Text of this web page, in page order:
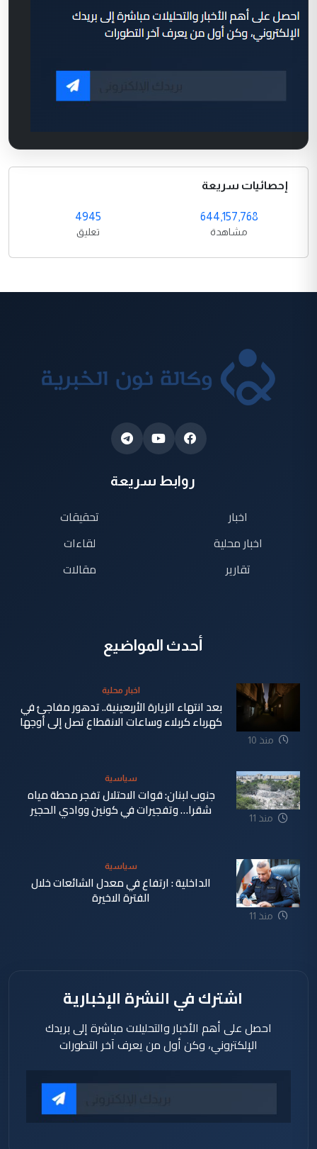
إحصائيات سريعة
644,157,768
مشاهدة
4945
تعليق
روابط سريعة
اخبار
اخبار محلية
تقارير
تحقيقات
لقاءات
مقالات
أحدث المواضيع
منذ 10
اخبار محلية
بعد انتهاء الزيارة الأربعينية.. تدهور مفاجئ في
كهرباء كربلاء وساعات الانقطاع تصل إلى أوجها
منذ 11
سياسية
جنوب لبنان: قوات الاحتلال تفجر محطة مياه
شقرا… وتفجيرات في كونين ووادي الحجير
منذ 11
سياسية
الداخلية : ارتفاع في معدل الشائعات خلال
الفترة الاخيرة
اشترك في النشرة الإخبارية
احصل على أهم الأخبار والتحليلات مباشرة إلى بريدك
الإلكتروني، وكن أول من يعرف آخر التطورات